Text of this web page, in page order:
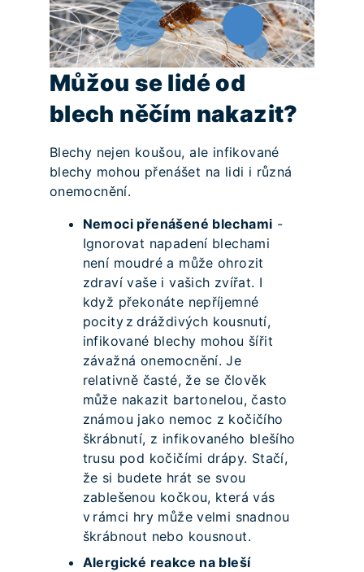
Můžou se lidé od
blech něčím nakazit?
Blechy nejen koušou, ale infikované
blechy mohou přenášet na lidi i různá
onemocnění.
Nemoci přenášené blechami -
Ignorovat napadení blechami
není moudré a může ohrozit
zdraví vaše i vašich zvířat. I
když překonáte nepříjemné
pocity z dráždivých kousnutí,
infikované blechy mohou šířit
závažná onemocnění. Je
relativně časté, že se člověk
může nakazit bartonelou, často
známou jako nemoc z kočičího
škrábnutí, z infikovaného blešího
trusu pod kočičími drápy. Stačí,
že si budete hrát se svou
zablešenou kočkou, která vás
v rámci hry může velmi snadnou
škrábnout nebo kousnout.
Alergické reakce na bleší